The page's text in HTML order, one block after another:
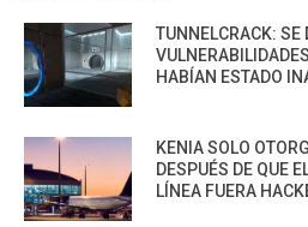
TUNNELCRACK: SE
HABÍAN ESTADO
KENIA SOLO
DESPUÉS DE QUE
LÍNEA FUERA